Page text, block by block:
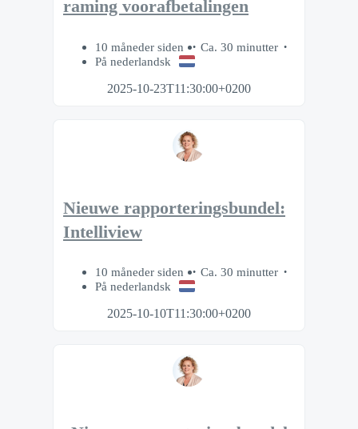
raming voorafbetalingen
10 måneder siden
Ca. 30 minutter
På nederlandsk
2025-10-23T11:30:00+0200
Nieuwe rapporteringsbundel:
Intelliview
10 måneder siden
Ca. 30 minutter
På nederlandsk
2025-10-10T11:30:00+0200